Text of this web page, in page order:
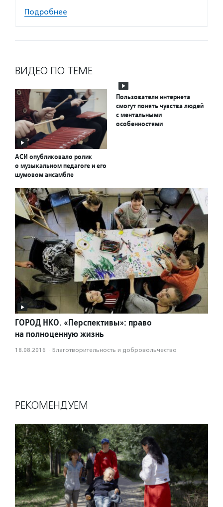
Подробнее
ВИДЕО ПО ТЕМЕ
АСИ опубликовало ролик
о музыкальном педагоге и его
шумовом ансамбле
Пользователи интернета
смогут понять чувства людей
с ментальными
особенностями
ГОРОД НКО. «Перспективы»: право
на полноценную жизнь
18.08.2016 · Благотвори­тель­ность и доброволь­чест­во
РЕКОМЕНДУЕМ